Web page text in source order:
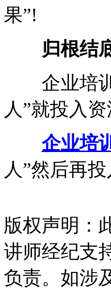
果”!
归根结
企业培训
人”就投入
企业培
人”然后再
版权声明：
讲师经纪支
负责。如涉